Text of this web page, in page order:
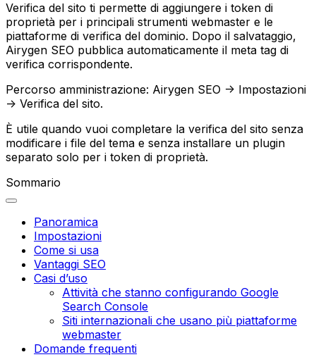
Verifica del sito ti permette di aggiungere i token di
proprietà per i principali strumenti webmaster e le
piattaforme di verifica del dominio. Dopo il salvataggio,
Airygen SEO pubblica automaticamente il meta tag di
verifica corrispondente.
Percorso amministrazione: Airygen SEO -> Impostazioni
-> Verifica del sito.
È utile quando vuoi completare la verifica del sito senza
modificare i file del tema e senza installare un plugin
separato solo per i token di proprietà.
Sommario
Panoramica
Impostazioni
Come si usa
Vantaggi SEO
Casi d’uso
Attività che stanno configurando Google
Search Console
Siti internazionali che usano più piattaforme
webmaster
Domande frequenti